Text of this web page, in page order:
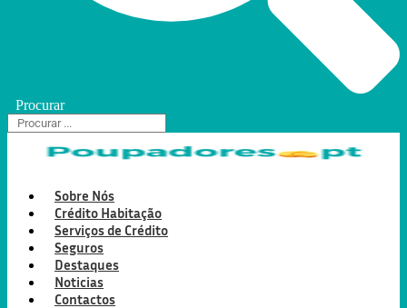
Procurar
Sobre Nós
Crédito Habitação
Serviços de Crédito
Seguros
Destaques
Noticias
Contactos